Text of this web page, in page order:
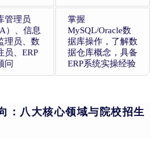
管理员
）、信息
理员、数
员、ERP
问
掌握
MySQL/Oracle数
据库操作，了解数
据仓库概念，具备
ERP系统实操经验
：八大核心领域与院校招生